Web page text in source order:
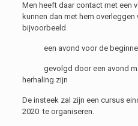
Men heeft daar contact met een
kunnen dan met hem
bijvoorbeeld
een avond voor de
gevolgd door een avond
herhaling zijn
De insteek zal zijn een cursus
2020 te organiseren.